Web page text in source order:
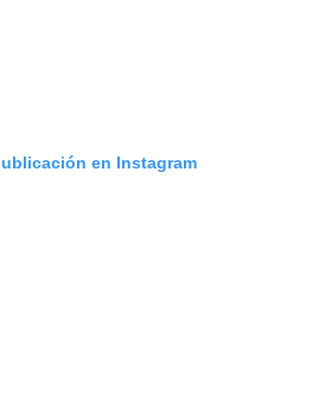
en Instagram